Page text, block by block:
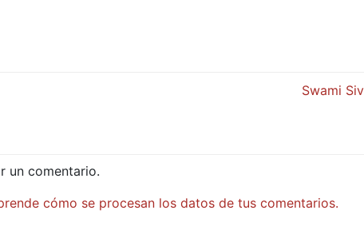
Swami
un comentario.
cómo se procesan los datos de tus comentarios.